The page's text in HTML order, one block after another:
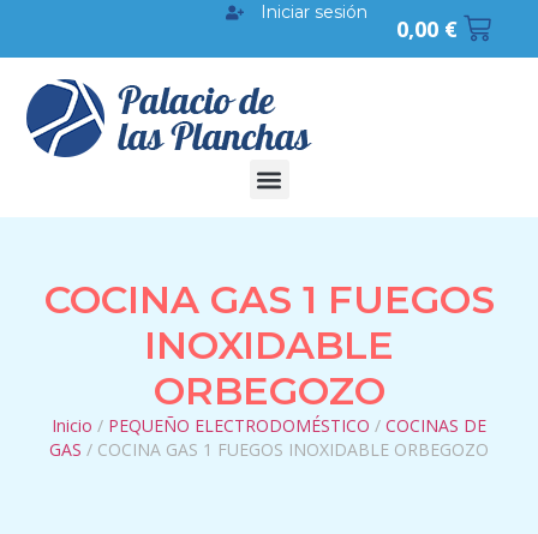
0,00 €
Iniciar sesión
COCINA GAS 1 FUEGOS
INOXIDABLE
ORBEGOZO
Inicio / PEQUEÑO ELECTRODOMÉSTICO / COCINAS DE
GAS / COCINA GAS 1 FUEGOS INOXIDABLE ORBEGOZO